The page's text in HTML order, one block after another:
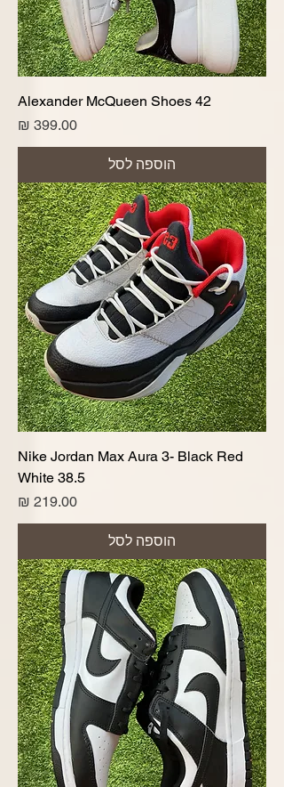
Alexander McQueen Shoes 42
מחיר
הוספה לסל
Nike Jordan Max Aura 3- Black Red
White 38.5
מחיר
הוספה לסל